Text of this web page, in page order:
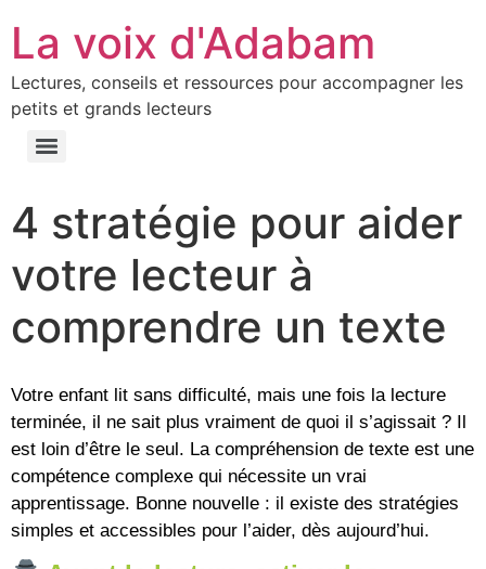
La voix d'Adabam
Lectures, conseils et ressources pour accompagner les
petits et grands lecteurs
4 stratégie pour aider
votre lecteur à
comprendre un texte
Votre enfant lit sans difficulté, mais une fois la lecture
terminée, il ne sait plus vraiment de quoi il s’agissait ? Il
est loin d’être le seul. La compréhension de texte est une
compétence complexe qui nécessite un vrai
apprentissage. Bonne nouvelle : il existe des stratégies
simples et accessibles pour l’aider, dès aujourd’hui.